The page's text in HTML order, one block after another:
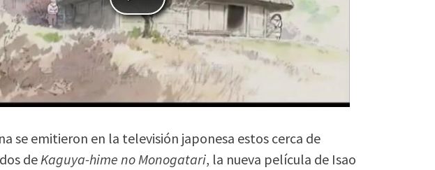
se emitieron en la televisión japonesa estos cerca de
de Kaguya-hime no Monogatari, la nueva película de Isao